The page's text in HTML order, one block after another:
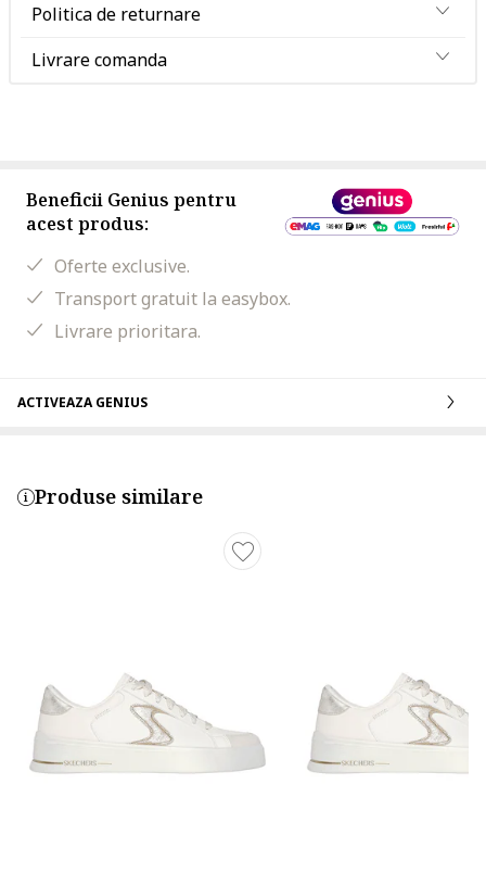
Politica de returnare
Livrare comanda
Beneficii Genius pentru
acest produs:
Oferte exclusive.
Transport gratuit la easybox.
Livrare prioritara.
ACTIVEAZA GENIUS
Produse similare